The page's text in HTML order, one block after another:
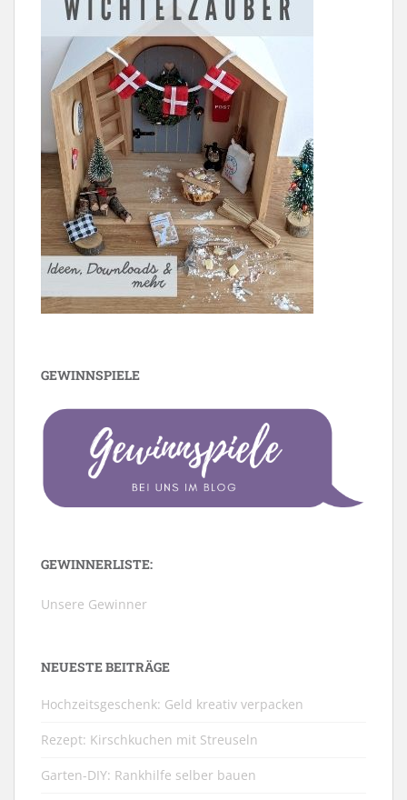
GEWINNSPIELE
GEWINNERLISTE:
Unsere Gewinner
NEUESTE BEITRÄGE
Hochzeitsgeschenk: Geld kreativ verpacken
Rezept: Kirschkuchen mit Streuseln
Garten-DIY: Rankhilfe selber bauen